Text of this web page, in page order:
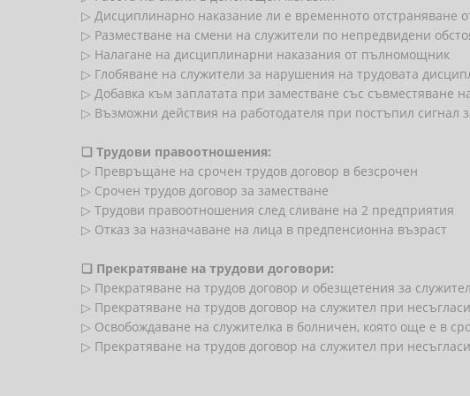
▷ Дисциплинарно наказание ли е временното отстраняване
▷ Разместване на смени на служители по непредвидени
▷ Налагане на дисциплинарни наказания от пълномощник
▷ Глобяване на служители за нарушения на трудовата
▷ Добавка към заплатата при заместване със съвместяване
▷ Възможни действия на работодателя при постъпил сигнал
❏ Трудови правоотношения:
▷ Превръщане на срочен трудов договор в безсрочен
▷ Срочен трудов договор за заместване
▷ Трудови правоотношения след сливане на 2 предприятия
▷ Отказ за назначаване на лица в предпенсионна възраст
❏ Прекратяване на трудови договори:
▷ Прекратяване на трудов договор и обезщетения за
▷ Прекратяване на трудов договор на служител при
▷ Освобождаване на служителка в болничен, която още е в
▷ Прекратяване на трудов договор на служител при